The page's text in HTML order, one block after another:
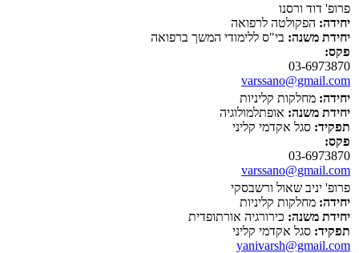
פרופ' דוד ורסנו
יחידה: הפקולטה לרפואה
יחידת משנה: בי"ס ללימודי המשך ברפואה
פקס:
03-6973870
varssano@gmail.com
יחידה: מחלקות קליניות
יחידת משנה: אופתלמולוגיה
תפקיד: סגל אקדמי קליני
פקס:
03-6973870
varssano@gmail.com
פרופ' יניב שאול ורשבסקי
יחידה: מחלקות קליניות
יחידת משנה: כירורגיה אורתופדית
תפקיד: סגל אקדמי קליני
yanivarsh@gmail.com